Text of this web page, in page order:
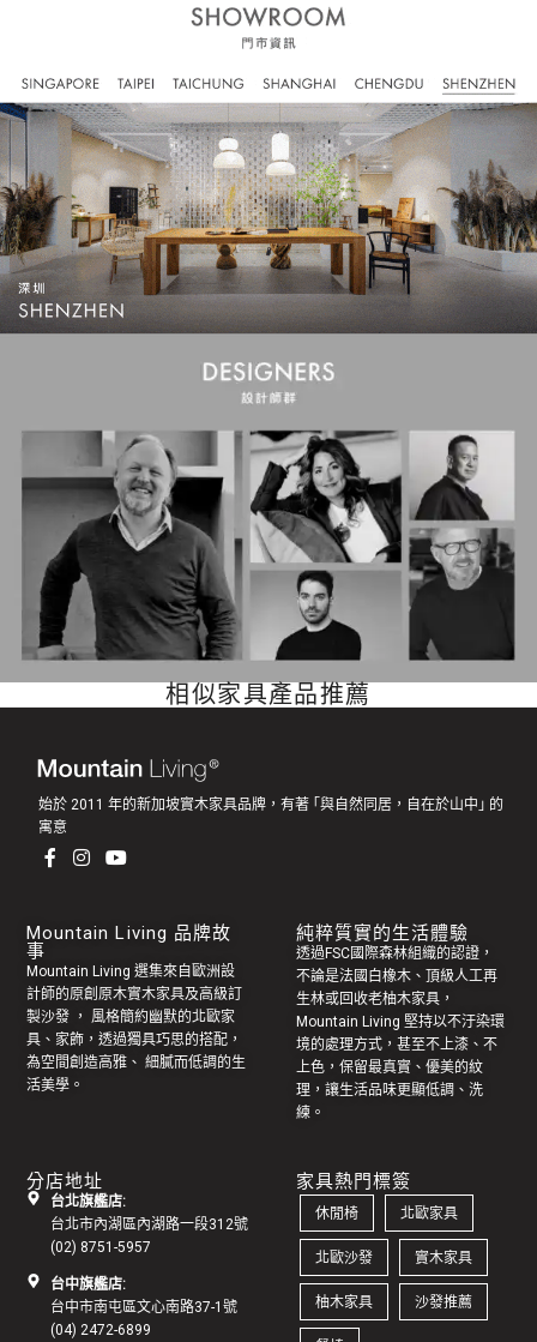
相似家具產品推薦
始於 2011 年的新加坡實木家具品牌，有著 ｢與自然同居，自在於山中｣ 的
寓意
Mountain Living 品牌故
事
Mountain Living 選集來自歐洲設
計師的原創 原木實木家具及高級訂
製沙發 ， 風格簡約幽默的北歐家
具 、家飾，透過獨具巧思的搭配，
為空間創造高雅、 細膩而低調的生
活美學。
純粹質實的生活體驗
透過FSC國際森林組織的認證，
不論是法國白橡木、頂級人工再
生林或回收老柚木家具 ，
Mountain Living 堅持以不汙染環
境的處理方式，甚至不上漆、不
上色，保留最真實、優美的紋
理，讓生活品味更顯低調、洗
練。
分店地址
台北旗艦店:
台北市內湖區內湖路一段312號
(02) 8751-5957
台中旗艦店:
台中市南屯區文心南路37-1號
(04) 2472-6899
家具熱門標簽
休閒椅 北歐家具
北歐沙發 實木家具
柚木家具 沙發推薦